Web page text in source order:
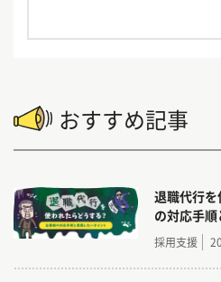
ナー・Google
トラコム編集部が
・応募数を増やすた
・入社後に長く活
り
といった、採用に
つコンテンツを配
おすすめ記事
退職代行
の対応手
採用支援